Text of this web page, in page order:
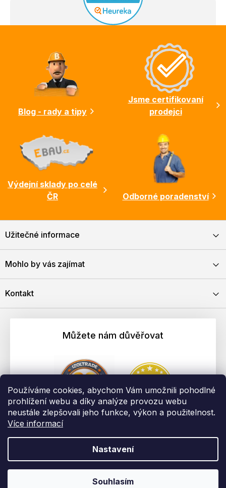
Používáme cookies, abychom Vám umožnili pohodlné
prohlížení webu a díky analýze provozu webu
neustále zlepšovali jeho funkce, výkon a použitelnost.
Více informací
Nastavení
Souhlasím
Blog - rady a tipy
Jsme certifikovaní
prodejci
Výdejní sklady po celé
ČR
Odborné poradenství
Užitečné informace
Mohlo by vás zajímat
Kontakt
Můžete nám důvěřovat
Vytvořil Shoptet
vyhrazena.